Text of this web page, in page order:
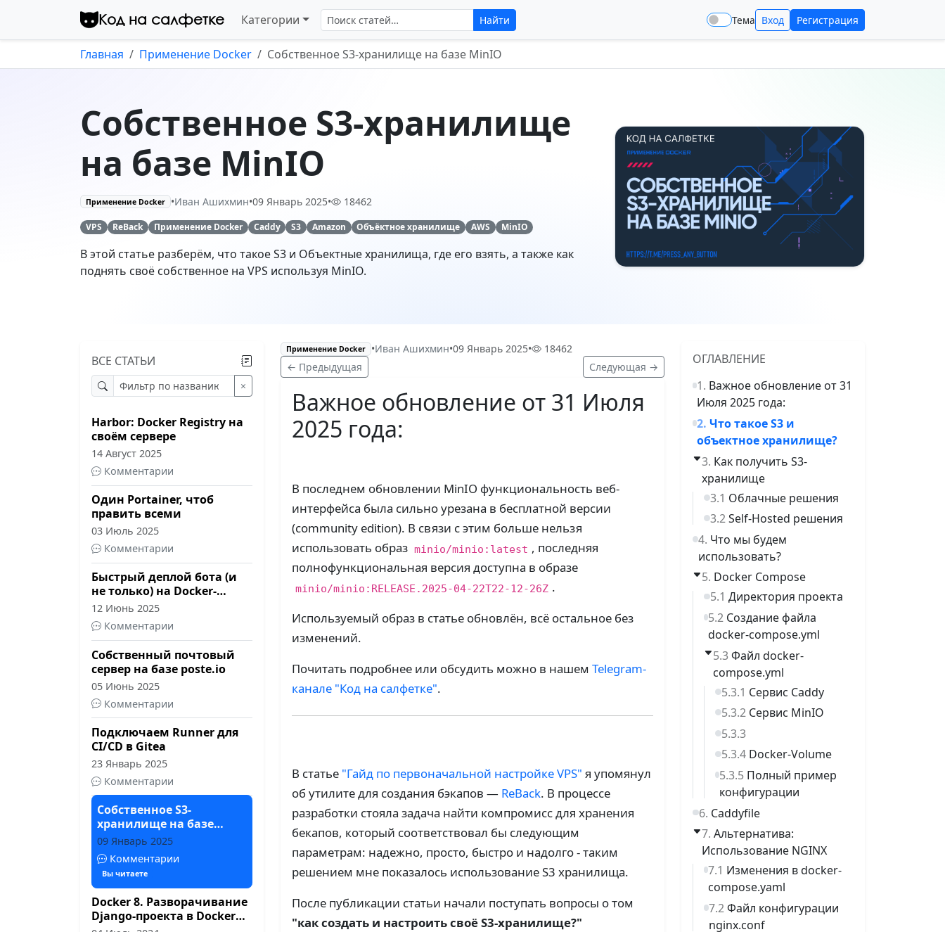
Перейти к контенту
Код на салфетке Категории Поиск по сайту Найти Тема Вход Регистрация
Главная Применение Docker Собственное S3-хранилище на базе MinIO
Собственное S3-хранилище
на базе MinIO
Применение Docker •Иван Ашихмин•09 Январь 2025• 18462
VPS ReBack Применение Docker Caddy S3 Amazon Объёктное хранилище AWS MinIO
В этой статье разберём, что такое S3 и Объектные хранилища, где его взять, а также как
поднять своё собственное на VPS используя MinIO.
Применение Docker •Иван Ашихмин•09 Январь 2025•
18462
← Предыдущая
Следующая →
Важное обновление от 31 Июля
2025 года:
В последнем обновлении MinIO функциональность веб-
интерфейса была сильно урезана в бесплатной версии
(community edition). В связи с этим больше нельзя
использовать образ minio/minio:latest , последняя
полнофункциональная версия доступна в образе
minio/minio:RELEASE.2025-04-22T22-12-26Z .
Используемый образ в статье обновлён, всё остальное без
изменений.
Почитать подробнее или обсудить можно в нашем Telegram-
канале "Код на салфетке".
В статье "Гайд по первоначальной настройке VPS" я упомянул
об утилите для создания бэкапов — ReBack. В процессе
разработки стояла задача найти компромисс для хранения
бекапов, который соответствовал бы следующим
параметрам: надежно, просто, быстро и надолго - таким
решением мне показалось использование S3 хранилища.
После публикации статьи начали поступать вопросы о том
"как создать и настроить своё S3-хранилище?"
ВСЕ СТАТЬИ
×
Harbor: Docker Registry на
своём сервере
14 Август 2025
Комментарии
Один Portainer, чтоб
править всеми
03 Июль 2025
Комментарии
Быстрый деплой бота (и
не только) на Docker-
хостинге с Portainer
12 Июнь 2025
Комментарии
Собственный почтовый
сервер на базе poste.io
05 Июнь 2025
Комментарии
Подключаем Runner для
CI/CD в Gitea
23 Январь 2025
Комментарии
Собственное S3-
хранилище на базе
MinIO
09 Январь 2025
Комментарии
Вы читаете
Docker 8. Разворачивание
Django-проекта в Docker
ОГЛАВЛЕНИЕ
Важное обновление от 31
Июля 2025 года:
Что такое S3 и
объектное хранилище?
Как получить S3-
хранилище
Облачные решения
Self-Hosted решения
Что мы будем
использовать?
Docker Compose
Директория проекта
Создание файла
docker-compose.yml
Файл docker-
compose.yml
Сервис Caddy
Сервис MinIO
Docker-Volume
Полный пример
конфигурации
Caddyfile
Альтернатива:
Использование NGINX
Изменения в docker-
compose.yaml
Файл конфигурации
nginx.conf